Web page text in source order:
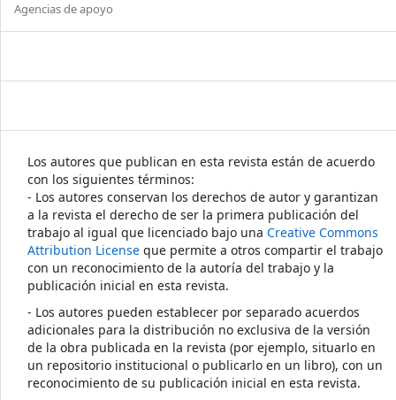
Agencias de apoyo
Los autores que publican en esta revista están de acuerdo
con los siguientes términos:
- Los autores conservan los derechos de autor y garantizan
a la revista el derecho de ser la primera publicación del
trabajo al igual que licenciado bajo una Creative Commons
Attribution License que permite a otros compartir el trabajo
con un reconocimiento de la autoría del trabajo y la
publicación inicial en esta revista.
- Los autores pueden establecer por separado acuerdos
adicionales para la distribución no exclusiva de la versión
de la obra publicada en la revista (por ejemplo, situarlo en
un repositorio institucional o publicarlo en un libro), con un
reconocimiento de su publicación inicial en esta revista.